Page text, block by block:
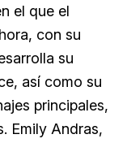
el que el
con su
su
así como su
principales,
Emily Andras,